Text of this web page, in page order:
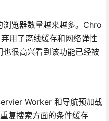
览器数量越来越多。Chro
用了离线缓存和网络弹性
很高兴看到该功能已经被
Worker 和导航预加载
复搜索方面的条件缓存